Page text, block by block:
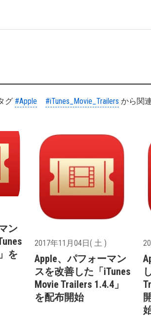
グ #Apple #iTunes_Movie_Trailers から関
ン
を
2017年11月04日( 土 )
Apple、パフォーマン
スを改善した「iTunes
Movie Trailers 1.4.4」
を配布開始